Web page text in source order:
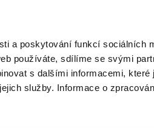
a poskytování funkcí sociálních
používáte, sdílíme se svými
s dalšími informacemi,
služby. Informace o
Pohybujte
šipkami